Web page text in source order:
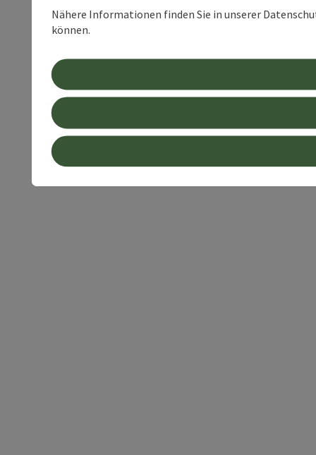
Nähere Informationen finden Sie in unserer
können.